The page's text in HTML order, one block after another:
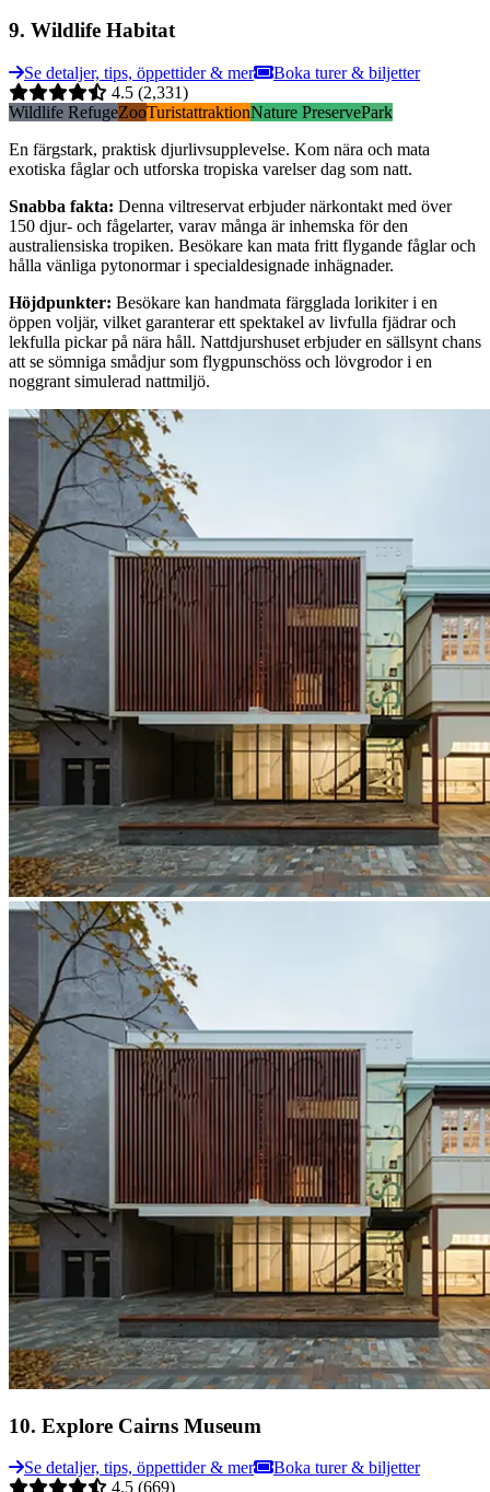
9. Wildlife Habitat
Se detaljer, tips, öppettider & mer
Boka turer & biljetter
4.5 (2,331)
Wildlife RefugeZooTuristattraktionNature PreservePark
En färgstark, praktisk djurlivsupplevelse. Kom nära och mata
exotiska fåglar och utforska tropiska varelser dag som natt.
Snabba fakta: Denna viltreservat erbjuder närkontakt med över
150 djur- och fågelarter, varav många är inhemska för den
australiensiska tropiken. Besökare kan mata fritt flygande fåglar och
hålla vänliga pytonormar i specialdesignade inhägnader.
Höjdpunkter: Besökare kan handmata färgglada lorikiter i en
öppen voljär, vilket garanterar ett spektakel av livfulla fjädrar och
lekfulla pickar på nära håll. Nattdjurshuset erbjuder en sällsynt chans
att se sömniga smådjur som flygpunschöss och lövgrodor i en
noggrant simulerad nattmiljö.
10. Explore Cairns Museum
Se detaljer, tips, öppettider & mer
Boka turer & biljetter
4.5 (669)